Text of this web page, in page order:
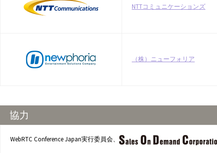
NTTコミュニケーションズ
（株）ニューフォリア
協力
WebRTC Conference Japan実行委員会、